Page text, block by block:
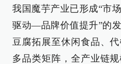
我国魔芋产业已形成“市
驱动—品牌价值提升”的
豆腐拓展至休闲食品、
多品类矩阵，全产业链